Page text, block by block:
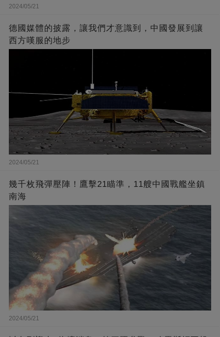
2024/05/21
德國媒體的披露，讓我們才意識到，中國發展到讓
西方嘆服的地步
2024/05/21
幾千枚飛彈壓陣！鷹擊21瞄準，11艘中國戰艦坐鎮
南海
2024/05/21